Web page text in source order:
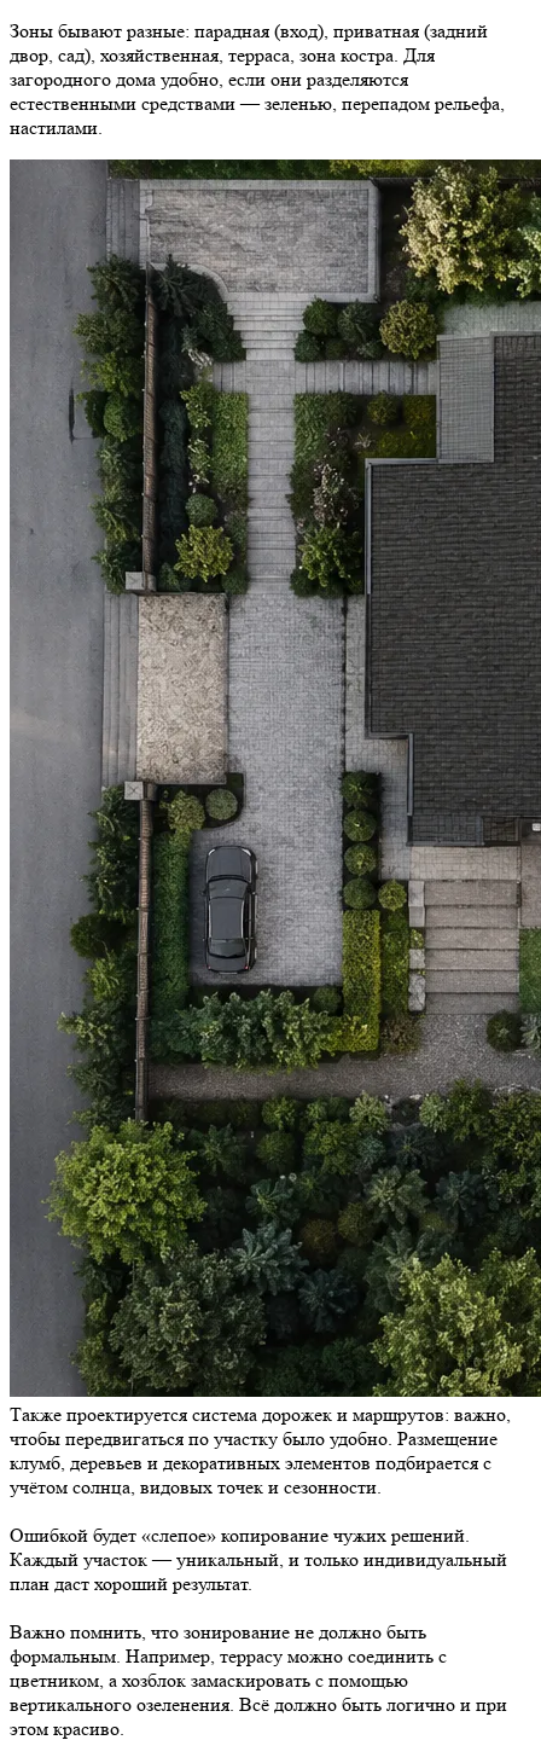
Зоны бывают разные: парадная (вход), приватная (задний
двор, сад), хозяйственная, терраса, зона костра. Для
загородного дома удобно, если они разделяются
естественными средствами — зеленью, перепадом рельефа,
настилами.
Также проектируется система дорожек и маршрутов: важно,
чтобы передвигаться по участку было удобно. Размещение
клумб, деревьев и декоративных элементов подбирается с
учётом солнца, видовых точек и сезонности.
Ошибкой будет «слепое» копирование чужих решений.
Каждый участок — уникальный, и только индивидуальный
план даст хороший результат.
Важно помнить, что зонирование не должно быть
формальным. Например, террасу можно соединить с
цветником, а хозблок замаскировать с помощью
вертикального озеленения. Всё должно быть логично и при
этом красиво.